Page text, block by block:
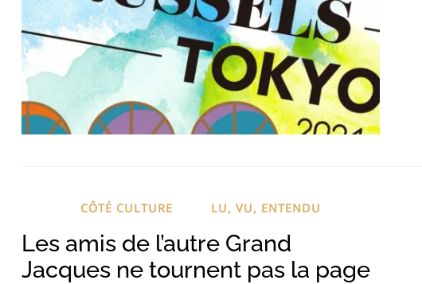
CÔTÉ CULTURE LU, VU, ENTENDU
Les amis de l’autre Grand
Jacques ne tournent pas la page